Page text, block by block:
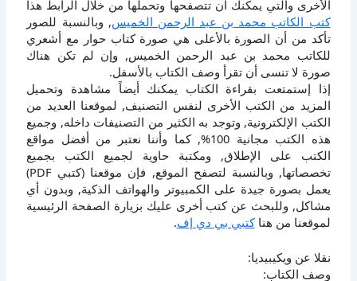
الأخرى والتي يمكنك أن تتصفحها وتحملها من خلال الرابط هذا
كتب الكاتب محمد بن عبد الرحمن الخميس, وبالنسبة للصور
تأكد من أن الصورة بالأعلى هي صورة كتاب حوار مع أشعري
للكاتب محمد بن عبد الرحمن الخميس, وإن لم تكن هناك
صورة لا تنسى أن تقرأ وصف الكتاب بالأسفل.
إذا إستمتعت بقراءة الكتاب يمكنك أيضاً مشاهدة وتحميل
المزيد من الكتب الأخرى لنفس التصنيف, لموقعنا العديد من
الكتب الإلكترونية, وتوجد به الكثير من التصنيفات داخله, وجميع
هذه الكتب مجانية 100%, كما وأننا نعتبر من أفضل مواقع
الكتب على الإطلاق, ومكتبة حاوية لجميع الكتب بجميع
تخصصاتها, وبالنسبة لتصفح الموقع, فإن موقعنا (كتبي PDF)
يعمل بصورة جيدة على الكمبيوتر والهواتف الذكية, وبدون أي
مشاكل, وللبحث عن كتب أخرى عليك بزيارة الصفحة الرئيسية
لموقعنا من هناكتبي بي دي إف.
نقلا عن ويكيبيديا:
وصف الكتاب: